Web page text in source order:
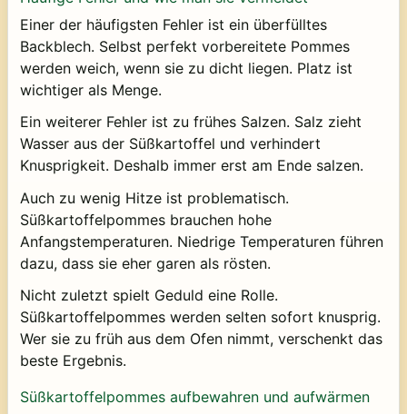
Einer der häufigsten Fehler ist ein überfülltes
Backblech. Selbst perfekt vorbereitete Pommes
werden weich, wenn sie zu dicht liegen. Platz ist
wichtiger als Menge.
Ein weiterer Fehler ist zu frühes Salzen. Salz zieht
Wasser aus der Süßkartoffel und verhindert
Knusprigkeit. Deshalb immer erst am Ende salzen.
Auch zu wenig Hitze ist problematisch.
Süßkartoffelpommes brauchen hohe
Anfangstemperaturen. Niedrige Temperaturen führen
dazu, dass sie eher garen als rösten.
Nicht zuletzt spielt Geduld eine Rolle.
Süßkartoffelpommes werden selten sofort knusprig.
Wer sie zu früh aus dem Ofen nimmt, verschenkt das
beste Ergebnis.
Süßkartoffelpommes aufbewahren und aufwärmen